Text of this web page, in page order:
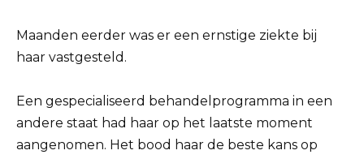
Maanden eerder was er een ernstige ziekte bij
haar vastgesteld.
Een gespecialiseerd behandelprogramma in een
andere staat had haar op het laatste moment
aangenomen. Het bood haar de beste kans op